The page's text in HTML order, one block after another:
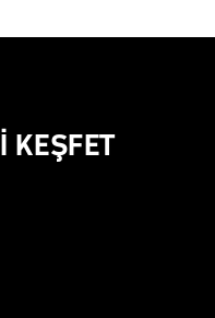
KEŞFET